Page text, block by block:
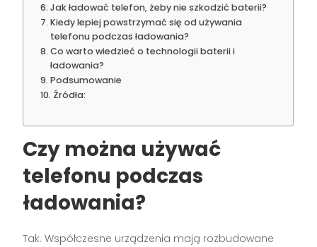
Jak ładować telefon, żeby nie szkodzić baterii?
Kiedy lepiej powstrzymać się od używania
telefonu podczas ładowania?
Co warto wiedzieć o technologii baterii i
ładowania?
Podsumowanie
Źródła:
Czy można używać
telefonu podczas
ładowania?
Tak. Współczesne urządzenia mają rozbudowane